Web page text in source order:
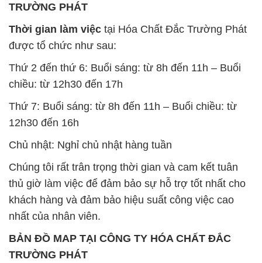
chiều: từ 12h30 đến 17h
Thứ 7: Buổi sáng: từ 8h đến 11h – Buổi chiều: từ
12h30 đến 16h
Chủ nhật: Nghỉ chủ nhật hàng tuần
thủ giờ làm việc để đảm bảo sự hỗ trợ tốt nhất cho
khách hàng và đảm bảo hiệu suất công việc cao
nhất của nhân viên.
BẢN ĐỒ MAP TẠI CÔNG TY HÓA CHẤT ĐẮC
TRƯỜNG PHÁT
ĐỊA CHỈ: 1229C Quốc lộ 1A, Phường Bình Trị
Đông B, Quận Bình Tân, Sài Gòn TP. Hồ Chí
Minh